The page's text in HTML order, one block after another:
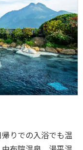
りでの入浴でも温